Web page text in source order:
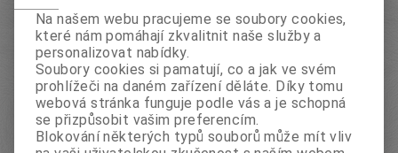
s DPH:89 Kč
Na našem webu pracujeme se soubory cookies,
které nám pomáhají zkvalitnit naše služby a
personalizovat nabídky.
Soubory cookies si pamatují, co a jak ve svém
prohlížeči na daném zařízení děláte. Díky tomu
webová stránka funguje podle vás a je schopná
se přizpůsobit vašim preferencím.
Blokování některých typů souborů může mít vliv